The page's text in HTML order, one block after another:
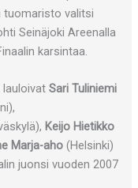
tuomaristo valitsi
Seinäjoki Areenalla
karsintaa.
lauloivat Sari Tuliniemi
Keijo Hietikko
Marja-aho (Helsinki)
juonsi vuoden 2007